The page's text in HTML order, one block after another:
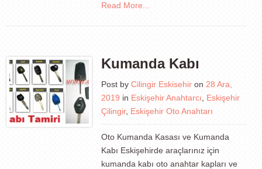
Read More...
Kumanda Kabı
Post byCilingir Eskisehir on 28 Ara,
2019 in Eskişehir Anahtarcı
Eskişehir
Çilingir, Eskişehir Oto Anahtarı
Oto Kumanda Kasası ve Kumanda
Kabı Eskişehirde araçlarınız için
kumanda kabı oto anahtar kapları ve